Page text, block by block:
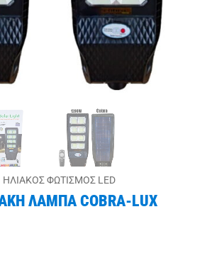
ΗΛΙΑΚΌΣ ΦΩΤΙΣΜΌΣ LED
ΛΑΜΠΑ COBRA-LUX